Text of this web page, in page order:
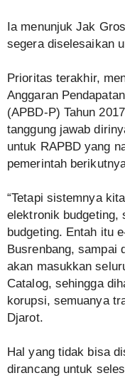
Ia menunjuk Jak
segera diselesaikan
Prioritas terakhir,
Anggaran
(APBD-P) Tahun
tanggung jawab
untuk RAPBD yang
pemerintah
“Tetapi sistemnya
elektronik budgeting,
budgeting. Entah itu
Busrenbang, sampai
akan masukkan
Catalog, sehingga
korupsi, semuanya
Djarot.
Hal yang tidak bisa
dirancang untuk